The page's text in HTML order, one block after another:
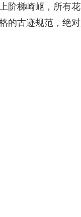
阶梯崎岖，所有
的古迹规范，绝